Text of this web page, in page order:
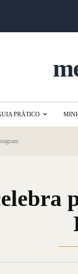
PRÁTICO